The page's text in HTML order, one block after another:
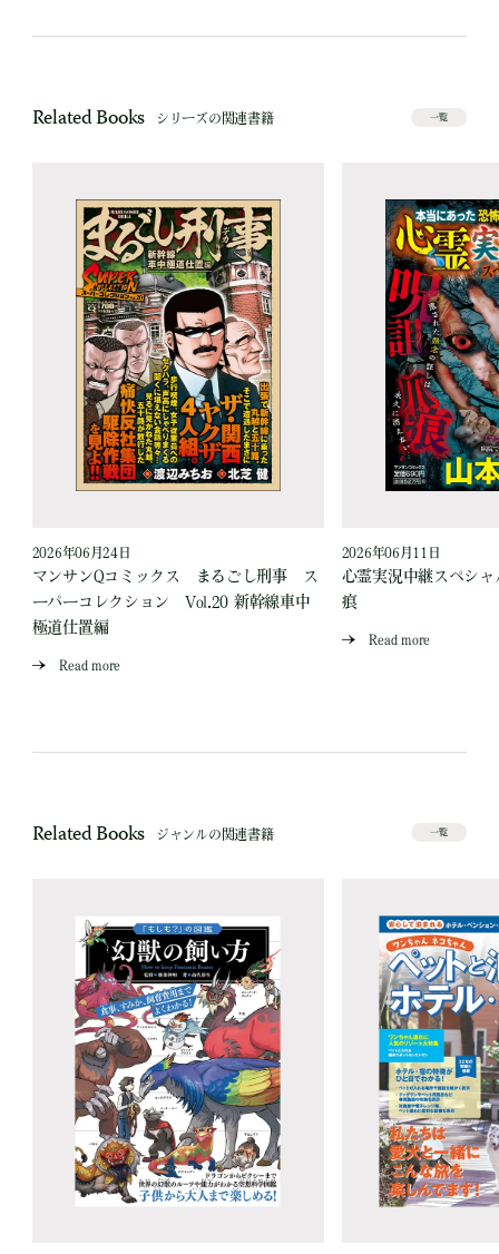
Related Books シリーズの関連書籍 一覧
2026年06月24日
マンサンQコミックス まるごし刑事 ス
ーパーコレクション Vol.20 新幹線車中
極道仕置編
Read more
2026年06月11日
心霊実況中継スペシ
痕
Read more
Related Books ジャンルの関連書籍 一覧